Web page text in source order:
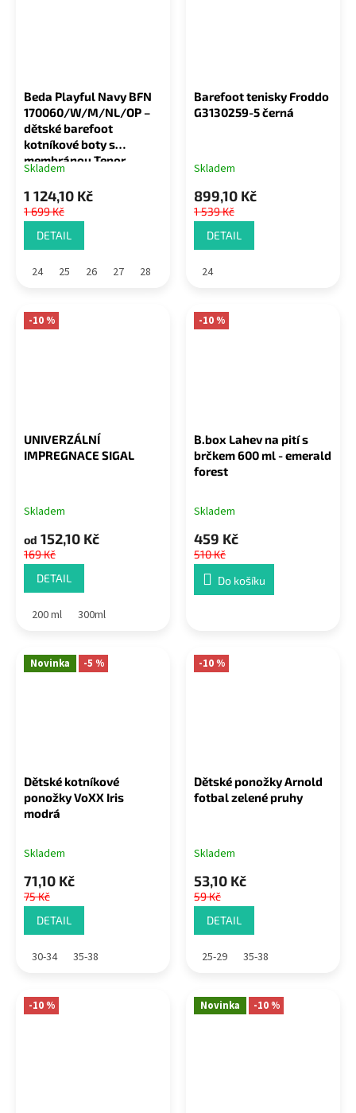
Beda Playful Navy BFN
170060/W/M/NL/OP –
dětské barefoot
kotníkové boty s
membránou Tepor
Skladem
1 124,10 Kč
1 699 Kč
DETAIL
24 25 26 27 28
Barefoot tenisky Froddo
G3130259-5 černá
Skladem
899,10 Kč
1 539 Kč
DETAIL
24
-10 %
UNIVERZÁLNÍ
IMPREGNACE SIGAL
Skladem
od 152,10 Kč
169 Kč
DETAIL
200 ml 300ml
-10 %
B.box Lahev na pití s
brčkem 600 ml - emerald
forest
Skladem
459 Kč
510 Kč
Do košíku
Novinka -5 %
Dětské kotníkové
ponožky VoXX Iris
modrá
Skladem
71,10 Kč
75 Kč
DETAIL
30-34 35-38
-10 %
Dětské ponožky Arnold
fotbal zelené pruhy
Skladem
53,10 Kč
59 Kč
DETAIL
25-29 35-38
-10 % Novinka -10 %